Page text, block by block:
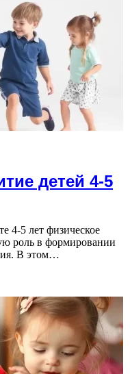
детей 4-5
4-5 лет физическое
роль в формировании
В этом…